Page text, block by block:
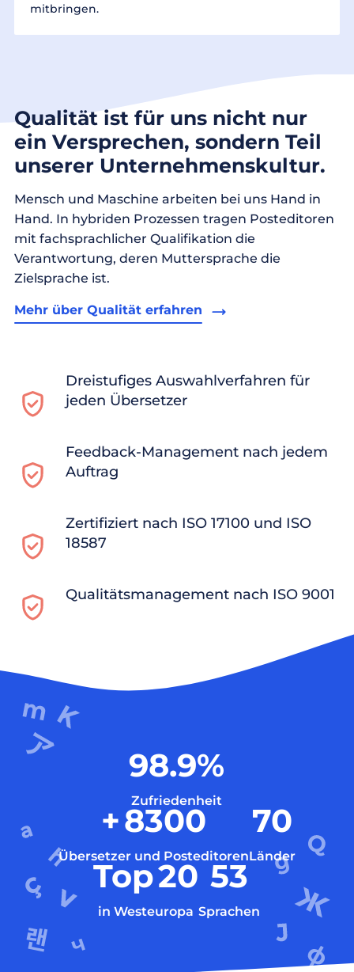
mitbringen.
Qualität ist für uns nicht nur
ein Versprechen, sondern Teil
unserer Unternehmenskultur.
Mensch und Maschine arbeiten bei uns Hand in
Hand. In hybriden Prozessen tragen Posteditoren
mit fachsprachlicher Qualifikation die
Verantwortung, deren Muttersprache die
Zielsprache ist.
Mehr über Qualität erfahren
Dreistufiges Auswahlverfahren für
jeden Übersetzer
Feedback-Management nach jedem
Auftrag
Zertifiziert nach ISO 17100 und ISO
18587
Qualitätsmanagement nach ISO 9001
98.9%
Zufriedenheit
+8300
Übersetzer und Posteditoren
70
Länder
Top20
in Westeuropa
53
Sprachen